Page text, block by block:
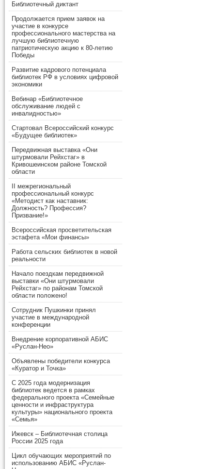
Библиотечный диктант
Продолжается прием заявок на
участие в конкурсе
профессионального мастерства на
лучшую библиотечную
патриотическую акцию к 80-летию
Победы
Развитие кадрового потенциала
библиотек РФ в условиях цифровой
экономики
Вебинар «Библиотечное
обслуживание людей с
инвалидностью»
Стартовал Всероссийский конкурс
«Будущее библиотек»
Передвижная выставка «Они
штурмовали Рейхстаг» в
Кривошеинском районе Томской
области
II межрегиональный
профессиональный конкурс
«Методист как наставник:
Должность? Профессия?
Призвание!»
Всероссийская просветительская
эстафета «Мои финансы»
Работа сельских библиотек в новой
реальности
Начало поездкам передвижной
выставки «Они штурмовали
Рейхстаг» по районам Томской
области положено!
Сотрудник Пушкинки принял
участие в международной
конференции
Внедрение корпоративной АБИС
«Руслан-Нео»
Объявлены победители конкурса
«Куратор и Точка»
С 2025 года модернизация
библиотек ведется в рамках
федерального проекта «Семейные
ценности и инфраструктура
культуры» национального проекта
«Семья»
Ижевск – Библиотечная столица
России 2025 года
Цикл обучающих мероприятий по
использованию АБИС «Руслан-